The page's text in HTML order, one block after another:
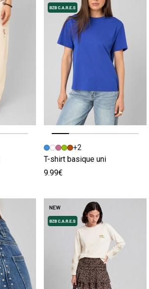
Image précédente
Image suivante
+2
T-shirt basique uni
9.99€